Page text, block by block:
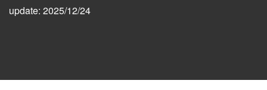
update: 2025/12/24